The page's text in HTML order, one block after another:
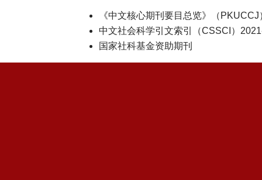
《中文核心期刊要目总览》（
中文社会科学引文索引（CSSCI）
国家社科基金资助期刊